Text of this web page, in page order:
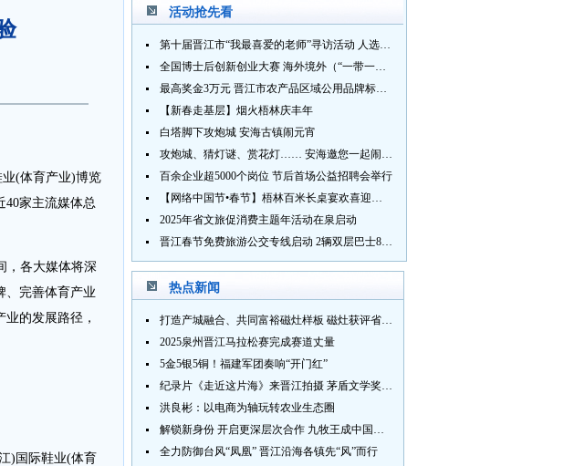
(体育产业)博览
40家主流媒体总
，各大媒体将深
、完善体育产业
的发展路径，
)国际鞋业(体育
活动抢先看
第十届晋江市“我最喜爱的老师”寻访活动 人选推荐火热进行中 快来“秀”您最喜爱的老师
全国博士后创新创业大赛 海外境外（“一带一路”）赛七大赛道等你来战
最高奖金3万元 晋江市农产品区域公用品牌标识Logo及特色农产品包装设计征集活动正式启动
【新春走基层】烟火梧林庆丰年
白塔脚下攻炮城 安海古镇闹元宵
攻炮城、猜灯谜、赏花灯…… 安海邀您一起闹元宵
百余企业超5000个岗位 节后首场公益招聘会举行
【网络中国节•春节】梧林百米长桌宴欢喜迎新春
2025年省文旅促消费主题年活动在泉启动
晋江春节免费旅游公交专线启动 2辆双层巴士8辆铛铛车带你游
热点新闻
打造产城融合、共同富裕磁灶样板 磁灶获评省级乡村振兴示范乡镇
2025泉州晋江马拉松赛完成赛道丈量
5金5银5铜！福建军团奏响“开门红”
纪录片《走近这片海》来晋江拍摄 茅盾文学奖得主麦家探寻晋江“海海”人生
洪良彬：以电商为轴玩转农业生态圈
解锁新身份 开启更深层次合作 九牧王成中国奥委会官方赞助商
全力防御台风“凤凰” 晋江沿海各镇先“风”而行